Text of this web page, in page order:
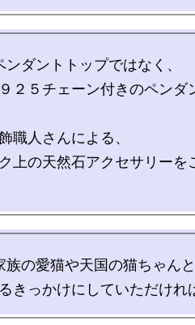
ンダントトップではなく、
２５チェーン付きのペンダ
職人さんによる、
上の天然石アクセサリーを
族の愛猫や天国の猫ちゃん